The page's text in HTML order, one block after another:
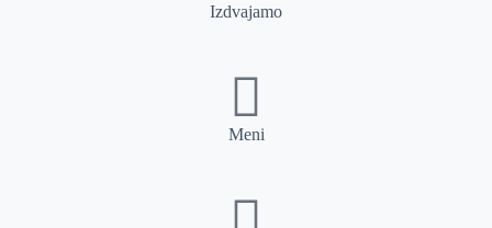
Izdvajamo
Meni